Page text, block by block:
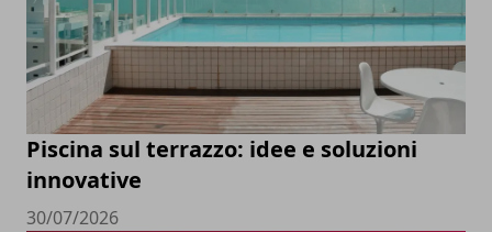
Piscina sul terrazzo: idee e soluzioni
innovative
30/07/2026